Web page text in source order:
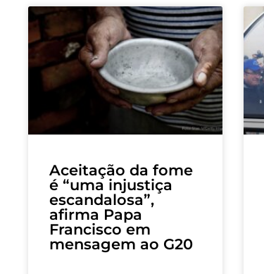
Aceitação da fome
é “uma injustiça
escandalosa”,
afirma Papa
Francisco em
mensagem ao G20